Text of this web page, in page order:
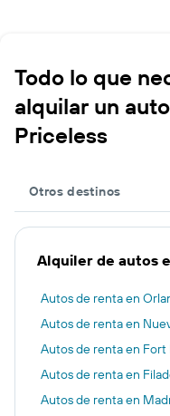
Todo lo que
alquilar un
Priceless
Otros destinos
Alquiler de autos
Autos de renta en
Autos de renta en
Autos de renta en Fort
Autos de renta en
Autos de renta en